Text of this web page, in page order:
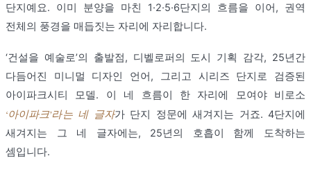
단지예요. 이미 분양을 마친 1·2·5·6단지의 흐름을 이어, 권역
전체의 풍경을 매듭짓는 자리에 자리합니다.
‘건설을 예술로’의 출발점, 디벨로퍼의 도시 기획 감각, 25년간
다듬어진 미니멀 디자인 언어, 그리고 시리즈 단지로 검증된
아이파크시티 모델. 이 네 흐름이 한 자리에 모여야 비로소
‘아이파크’라는 네 글자가 단지 정문에 새겨지는 거죠. 4단지에
새겨지는 그 네 글자에는, 25년의 호흡이 함께 도착하는
셈입니다.